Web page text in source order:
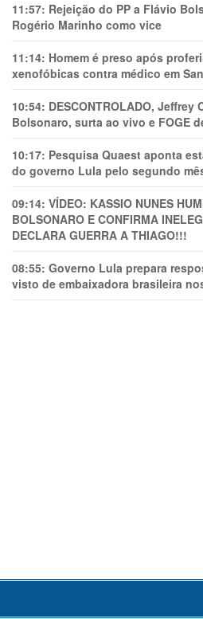
11:57: Rejeição do PP a Flávio
Rogério Marinho como vice
11:14: Homem é preso após
xenofóbicas contra médico em
10:54: DESCONTROLADO,
Bolsonaro, surta ao vivo e FOGE
10:17: Pesquisa Quaest aponta
do governo Lula pelo segundo
09:14: VÍDEO: KASSIO NUNES
BOLSONARO E CONFIRMA
DECLARA GUERRA A THIAGO!!!
08:55: Governo Lula prepara
visto de embaixadora brasileira